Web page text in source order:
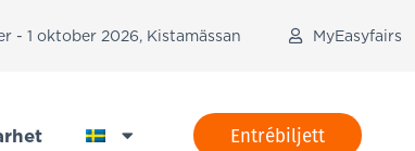
- 1 oktober 2026, Kistamässan MyEasyfairs
Entrébiljett